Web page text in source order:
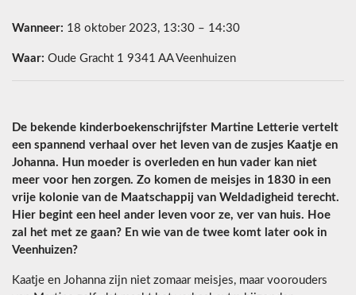
Wanneer: 18 oktober 2023, 13:30 – 14:30
Waar: Oude Gracht 1 9341 AA Veenhuizen
De bekende kinderboekenschrijfster Martine Letterie vertelt
een spannend verhaal over het leven van de zusjes Kaatje en
Johanna. Hun moeder is overleden en hun vader kan niet
meer voor hen zorgen. Zo komen de meisjes in 1830 in een
vrije kolonie van de Maatschappij van Weldadigheid terecht.
Hier begint een heel ander leven voor ze, ver van huis. Hoe
zal het met ze gaan? En wie van de twee komt later ook in
Veenhuizen?
Kaatje en Johanna zijn niet zomaar meisjes, maar voorouders